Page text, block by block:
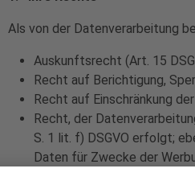
Als von der Datenverarbeitung
Auskunftsrecht (Art. 15
Recht auf Berichtigung,
Recht auf Einschränkung
Recht, der
S. 1 lit. f) DSGVO erfolgt;
Daten für Zwecke der
Recht auf Widerruf, sofern